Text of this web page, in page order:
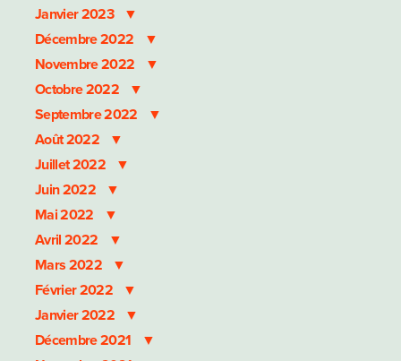
Janvier 2023
Décembre 2022
Novembre 2022
Octobre 2022
Septembre 2022
Août 2022
Juillet 2022
Juin 2022
Mai 2022
Avril 2022
Mars 2022
Février 2022
Janvier 2022
Décembre 2021